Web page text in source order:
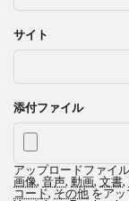
サイト
添付ファイル
アップロードファイ
画像, 音声, 動画, 文書,
コード,その他をアッ